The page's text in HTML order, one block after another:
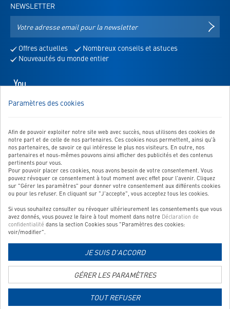
Paramètres des cookies
Afin de pouvoir exploiter notre site web avec succès, nous utilisons des cookies de
notre part et de celle de nos partenaires. Ces cookies nous permettent, ainsi qu'à
nos partenaires, de savoir ce qui intéresse le plus nos visiteurs. En outre, nos
partenaires et nous-mêmes pouvons ainsi afficher des publicités et des contenus
pertinents pour vous.
Pour pouvoir placer ces cookies, nous avons besoin de votre consentement. Vous
pouvez révoquer ce consentement à tout moment avec effet pour l'avenir. Cliquez
sur "Gérer les paramètres" pour donner votre consentement aux différents cookies
ou pour les refuser. En cliquant sur "J'accepte", vous acceptez tous les cookies.
Si vous souhaitez consulter ou révoquer ultérieurement les consentements que vous
avez donnés, vous pouvez le faire à tout moment dans notre Déclaration de
confidentialité dans la section Cookies sous "Paramètres des cookies:
voir/modifier".
JE SUIS D'ACCORD
GÉRER LES PARAMÈTRES
TOUT REFUSER
NEWSLETTER
pour
la
Offres actuelles
Nombreux conseils et astuces
Nouveautés du monde entier
Youtube
s'ouvre
nouvel
onglet
NOUS SOMMES LÀ POUR VOUS!
envoyez-nous un message:
Vers le formulaire de contact
NOTRE SERVICE
NOS CATÉGORIES TOP
QUALITÉ CONTRÔLÉE
vers
la